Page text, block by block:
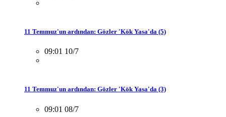
11 Temmuz'un ardından: Gözler 'Kök Yasa'da (5)
09:01 10/7
11 Temmuz'un ardından: Gözler 'Kök Yasa'da (3)
09:01 08/7